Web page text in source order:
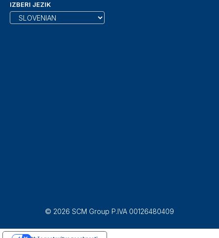
IZBERI JEZIK
© 2026 SCM Group P.IVA 00126480409